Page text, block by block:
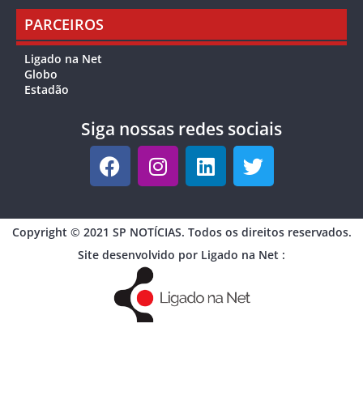
PARCEIROS
Ligado na Net
Globo
Estadão
Siga nossas redes sociais
Copyright © 2021 SP NOTÍCIAS. Todos os direitos reservados.
Site desenvolvido por Ligado na Net :